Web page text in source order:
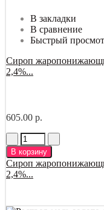
В закладки
В сравнение
Быстрый
Сироп
2,4%...
605.00 р.
В корзину
Сироп
2,4%...